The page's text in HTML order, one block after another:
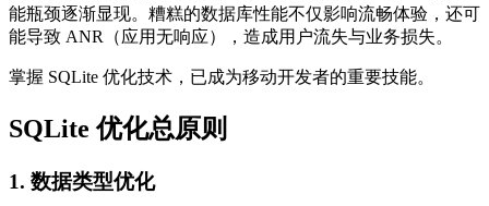
能瓶颈逐渐显现。糟糕的数据库性能不仅影响流畅体验，还可
能导致 ANR（应用无响应），造成用户流失与业务损失。
掌握 SQLite 优化技术，已成为移动开发者的重要技能。
SQLite 优化总原则
1. 数据类型优化